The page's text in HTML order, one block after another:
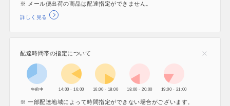
※ メール便出荷の商品は配達指定ができません。
詳しく見る
配達時間帯の指定について
午前中 14:00 - 16:00 16:00 - 18:00 18:00 - 20:00 19:00 - 21:00
※ 一部配達地域によって時間指定ができない場合がございます。